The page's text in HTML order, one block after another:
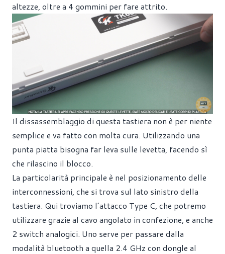
altezze, oltre a 4 gommini per fare attrito.
Il dissassemblaggio di questa tastiera non è per niente
semplice e va fatto con molta cura. Utilizzando una
punta piatta bisogna far leva sulle levetta, facendo sì
che rilascino il blocco.
La particolarità principale è nel posizionamento delle
interconnessioni, che si trova sul lato sinistro della
tastiera. Qui troviamo l’attacco Type C, che potremo
utilizzare grazie al cavo angolato in confezione, e anche
2 switch analogici. Uno serve per passare dalla
modalità bluetooth a quella 2.4 GHz con dongle al